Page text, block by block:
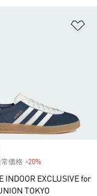
常価格 -20%
INDOOR EXCLUSIVE for
TOKYO